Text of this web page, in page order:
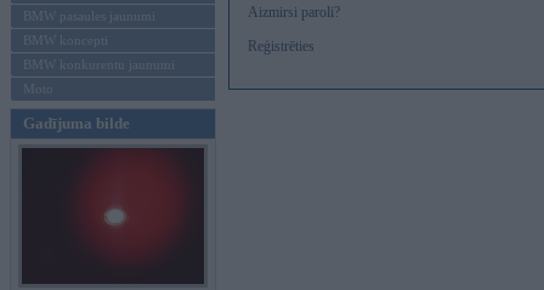
BMW pasaules jaunumi
BMW koncepti
BMW konkurentu jaunumi
Moto
Gadījuma bilde
Aizmirsi paroli?
Reģistrēties